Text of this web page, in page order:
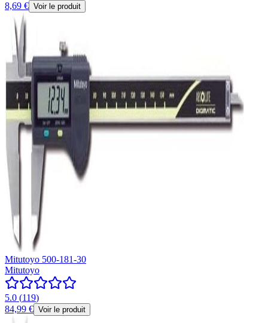
8,69 € Voir le produit
Mitutoyo 500-181-30
Mitutoyo
5.0 (119)
84,99 € Voir le produit